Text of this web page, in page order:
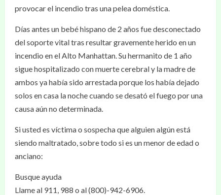
provocar el incendio tras una pelea doméstica.
Días antes un bebé hispano de 2 años fue desconectado
del soporte vital tras resultar gravemente herido en un
incendio en el Alto Manhattan. Su hermanito de 1 año
sigue hospitalizado con muerte cerebral y la madre de
ambos ya había sido arrestada porque los había dejado
solos en casa la noche cuando se desató el fuego por una
causa aún no determinada.
Si usted es víctima o sospecha que alguien algún está
siendo maltratado, sobre todo si es un menor de edad o
anciano:
Busque ayuda
Llame al 911, 988 o al (800)-942-6906.